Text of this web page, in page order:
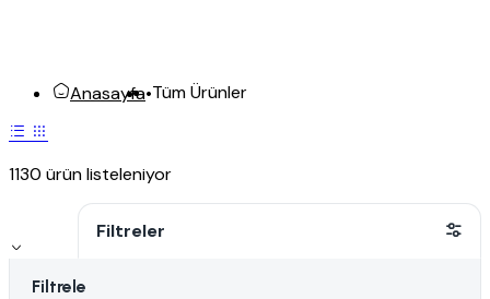
Anasayfa•Tüm Ürünler
1130 ürün listeleniyor
Filtreler
Filtrele